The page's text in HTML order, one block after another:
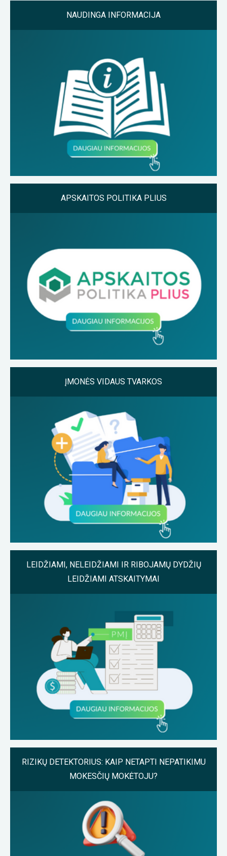
NAUDINGA INFORMACIJA
APSKAITOS POLITIKA PLIUS
ĮMONĖS VIDAUS TVARKOS
LEIDŽIAMI, NELEIDŽIAMI IR RIBOJAMŲ DYDŽIŲ
LEIDŽIAMI ATSKAITYMAI
RIZIKŲ DETEKTORIUS: KAIP NETAPTI NEPATIKIMU
MOKESČIŲ MOKĖTOJU?